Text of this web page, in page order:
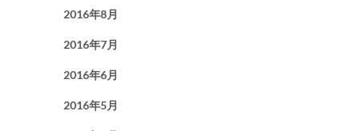
2016年8月
2016年7月
2016年6月
2016年5月